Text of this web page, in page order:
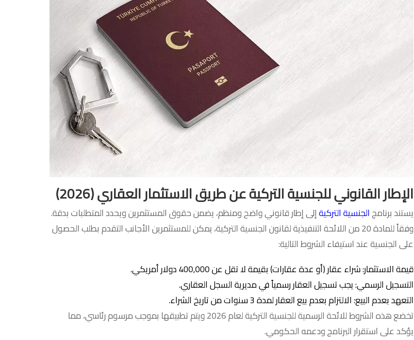
الإطار القانوني للجنسية التركية عن طريق الاستثمار العقاري (2026)
يستند برنامجالجنسية التركيةإلى إطار قانوني واضح ومنظم، يضمن حقوق المستثمرين ويحدد المتطلبات بدقة.
وفقاً للمادة 20 من اللائحة التنفيذية لقانون الجنسية التركية، يمكن للمستثمرين الأجانب التقدم بطلب الحصول
على الجنسية عند استيفاء الشروط التالية:
قيمة الاستثمار: شراء عقار (أو عدة عقارات) بقيمة لا تقل عن 400,000 دولار أمريكي.
التسجيل الرسمي: يجب تسجيل العقار رسمياً في مديرية السجل العقاري.
التعهد بعدم البيع: الالتزام بعدم بيع العقار لمدة 3 سنوات من تاريخ الشراء.
تخضع هذه الشروط للائحة الرسمية للجنسية التركية لعام 2026 ويتم تطبيقها بموجب مرسوم رئاسي، مما
يؤكد على استقرار البرنامج ودعمه الحكومي.